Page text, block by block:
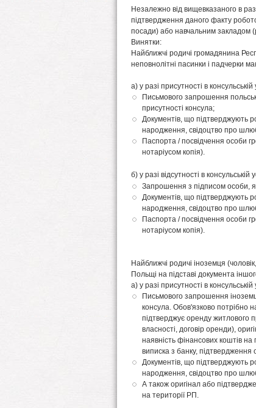
Незалежно від вищевказаного в
підтвердження даного факту
посади) або навчальним закладом
Винятки:
Найближчі родичі громадянина
неповнолітні пасинки і падчерки
а) у разі присутності в
Письмового запрошення
присутності консула;
Документів, що підтверджують
народження, свідоцтво про
Паспорта / посвідчення особи
нотаріусом копія).
б) у разі відсутності в консульській
Запрошення з підписом особи,
Документів, що підтверджують
народження, свідоцтво про
Паспорта / посвідчення особи
нотаріусом копія).
Найближчі родичі іноземця
Польщі на підставі документа
а) у разі присутності в
Письмового запрошення
консула. Обов'язково потрібно
підтверджує оренду житлового
власності, договір оренди),
наявність фінансових коштів
виписка з банку,
Документів, що підтверджують
народження, свідоцтво про
А також оригінал або
на території РП.